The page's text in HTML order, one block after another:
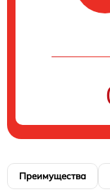
Преимущества